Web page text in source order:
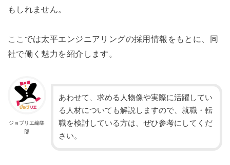
もしれません。
ここでは太平エンジニアリングの採用情報をもとに、同
社で働く魅力を紹介します。
ジョブリエ編集
部
あわせて、求める人物像や実際に活躍してい
る人材についても解説しますので、就職・転
職を検討している方は、ぜひ参考にしてくだ
さい。